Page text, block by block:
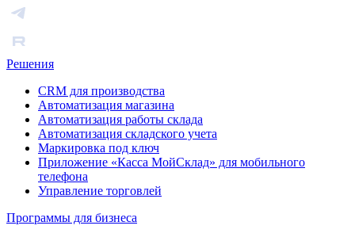
Решения
CRM для производства
Автоматизация магазина
Автоматизация работы склада
Автоматизация складского учета
Маркировка под ключ
Приложение «Касса МойСклад» для мобильного
телефона
Управление торговлей
Программы для бизнеса